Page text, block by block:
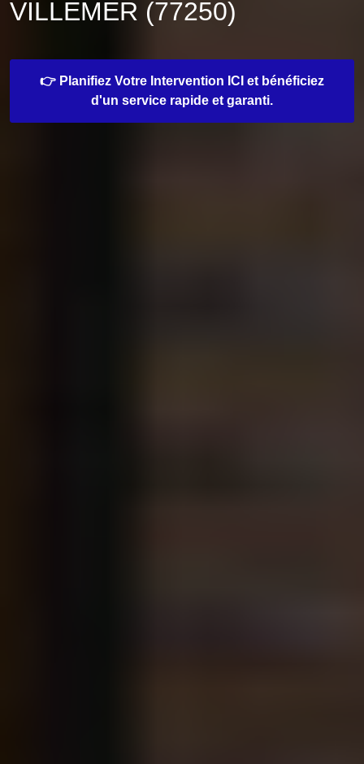
VILLEMER (77250)
👉 Planifiez Votre Intervention ICI et bénéficiez
d'un service rapide et garanti.